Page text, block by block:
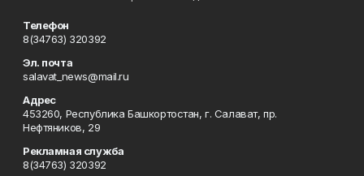
Телефон
8(34763) 320392
Эл. почта
salavat_news@mail.ru
Адрес
453260, Республика Башкортостан, г. Салават, пр.
Нефтяников, 29
Рекламная служба
8(34763) 320392